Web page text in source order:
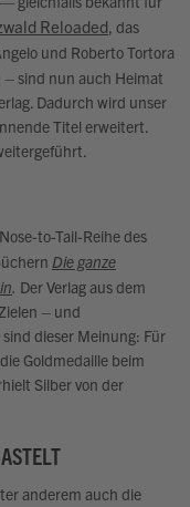
Reloaded, das
und Roberto Tortora
sind nun auch Heimat
Dadurch wird unser
Titel erweitert.
to-Tail-Reihe des
Die ganze
. Der Verlag aus dem
– und
dieser Meinung: Für
Goldmedaille beim
Silber von der
anderem auch die